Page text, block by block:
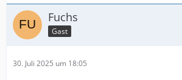
Fuchs
Gast
30. Juli 2025 um 18:05